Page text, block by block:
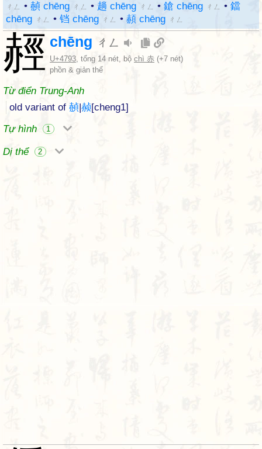
ㄔㄥ • 赬 chēng ㄔㄥ • 趟 chēng ㄔㄥ • 鎗 chēng ㄔㄥ • 鐺
chēng ㄔㄥ • 铛 chēng ㄔㄥ • 頳 chēng ㄔㄥ
䞓 chēng ㄔㄥ
U+4793, tổng 14 nét, bộ chì 赤 (+7 nét)
phồn & giản thể
Từ điển Trung-Anh
old variant of 赬|赪[cheng1]
Tự hình
1
Dị thể 2